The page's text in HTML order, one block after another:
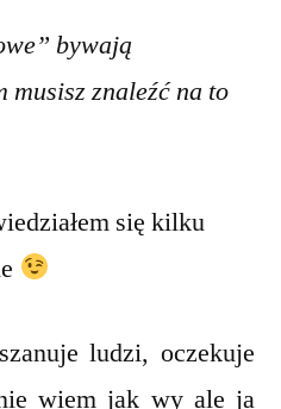
bywają
musisz znaleźć na to
się kilku
ludzi, oczekuje
wiem jak wy ale ja